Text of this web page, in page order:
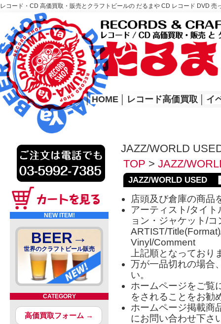
レコード・CD 高価買取・販売とクラフトビールの だるまや CD レコード DVD
レコード高価買取はこちら
HOME
│ HOME レコード高価買取 イ
NEW ITEM!
BEER→
世界のクラフトビール販売
CATEGORY
高価買取フォーム →
JAZZ/WORLD
TOP > JAZZ/
JAZZ/WORLD USED
店頭及び倉庫の商品
アーティスト/タイ
ョン・ジャケット/
ARTIST/
Vinyl/Comment
上記順となっており
万が一品切れの場合
い。
ホームページをご覧
をされることをお勧
ホームページ掲載商
にお問い合わせ下さ